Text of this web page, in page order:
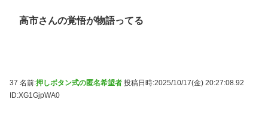
高市さんの覚悟が物語ってる
37 名前:押しボタン式の匿名希望者 投稿日時:2025/10/17(金) 20:27:08.92
ID:XG1GjpWA0